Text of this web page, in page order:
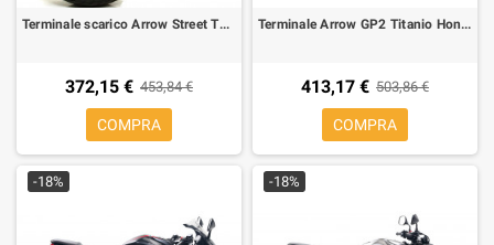
Terminale scarico Arrow Street Thunder Dark per Yamaha MT-07 14-19, Tracer 700 16-19
372,15 € 453,84 €
COMPRA
Terminale Arrow GP2 Titanio Honda CB 650 R, CBR 650 R 19-
413,17 € 503,86 €
COMPRA
-18% -18%